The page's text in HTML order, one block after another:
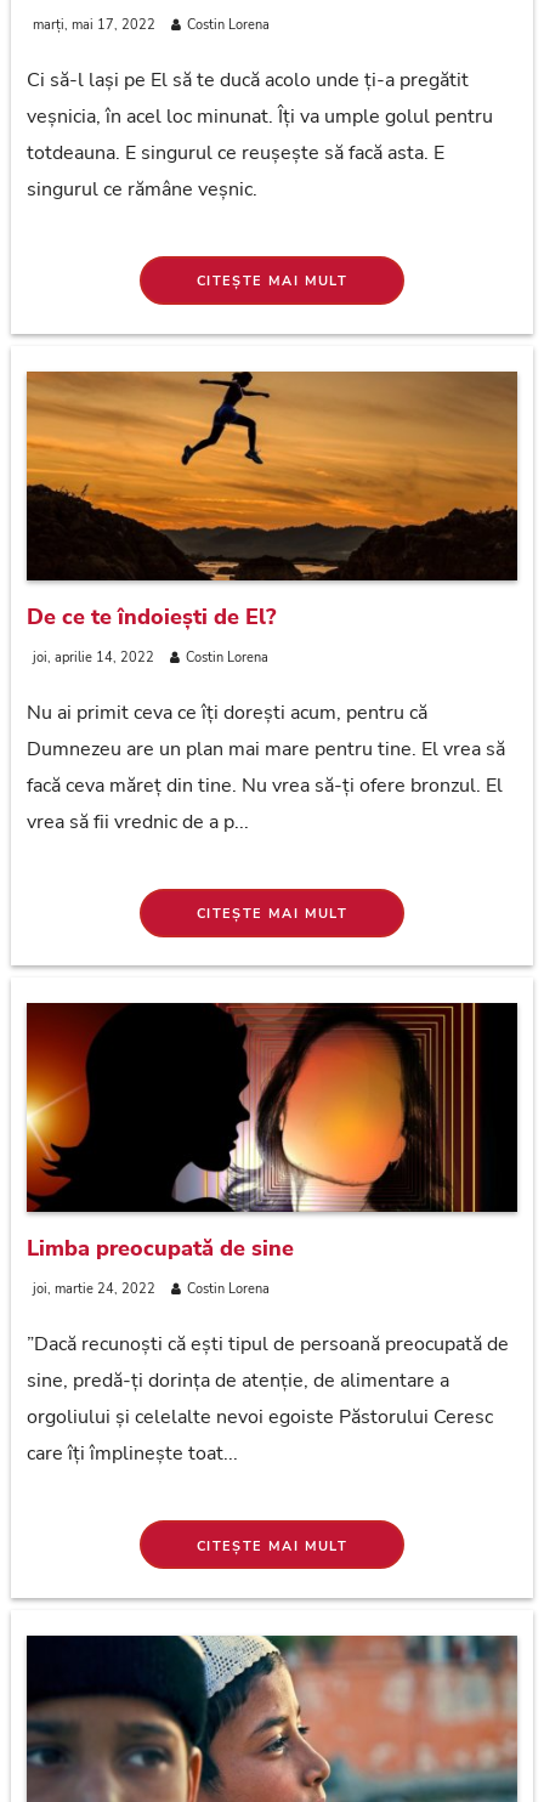
marți, mai 17, 2022 Costin Lorena
Ci să-l lași pe El să te ducă acolo unde ți-a pregătit
veșnicia, în acel loc minunat. Îți va umple golul pentru
totdeauna. E singurul ce reușește să facă asta. E
singurul ce rămâne veșnic.
CITEȘTE MAI MULT
De ce te îndoiești de El?
joi, aprilie 14, 2022 Costin Lorena
Nu ai primit ceva ce îți dorești acum, pentru că
Dumnezeu are un plan mai mare pentru tine. El vrea să
facă ceva măreț din tine. Nu vrea să-ți ofere bronzul. El
vrea să fii vrednic de a p...
CITEȘTE MAI MULT
Limba preocupată de sine
joi, martie 24, 2022 Costin Lorena
”Dacă recunoști că ești tipul de persoană preocupată de
sine, predă-ți dorința de atenție, de alimentare a
orgoliului și celelalte nevoi egoiste Păstorului Ceresc
care îți împlinește toat...
CITEȘTE MAI MULT